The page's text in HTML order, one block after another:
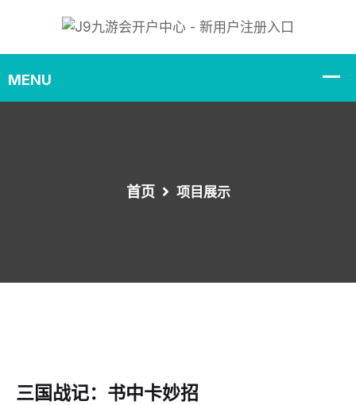
首页 项目展示
三国战记：书中卡妙招